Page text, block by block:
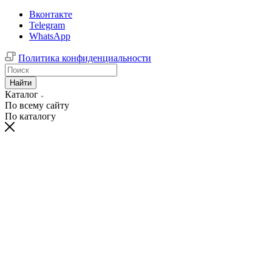
Вконтакте
Telegram
WhatsApp
Политика конфиденциальности
Найти
Каталог
По всему сайту
По каталогу